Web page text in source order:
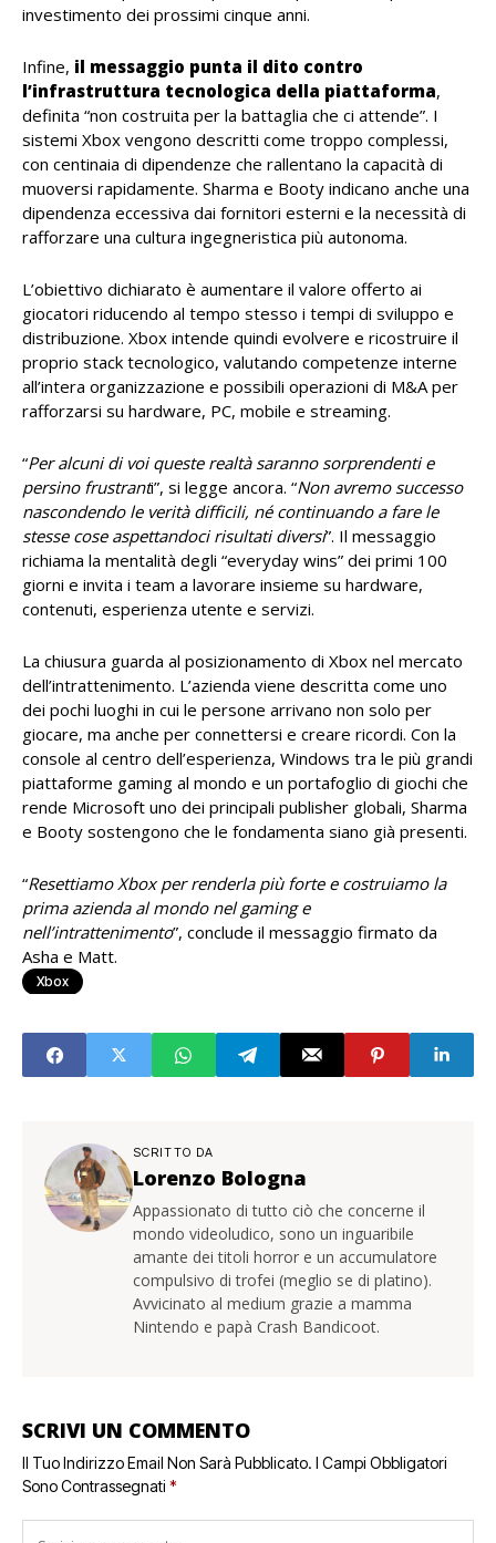
investimento dei prossimi cinque anni.
Infine, il messaggio punta il dito contro
l’infrastruttura tecnologica della piattaforma,
definita “non costruita per la battaglia che ci attende”. I
sistemi Xbox vengono descritti come troppo complessi,
con centinaia di dipendenze che rallentano la capacità di
muoversi rapidamente. Sharma e Booty indicano anche una
dipendenza eccessiva dai fornitori esterni e la necessità di
rafforzare una cultura ingegneristica più autonoma.
L’obiettivo dichiarato è aumentare il valore offerto ai
giocatori riducendo al tempo stesso i tempi di sviluppo e
distribuzione. Xbox intende quindi evolvere e ricostruire il
proprio stack tecnologico, valutando competenze interne
all’intera organizzazione e possibili operazioni di M&A per
rafforzarsi su hardware, PC, mobile e streaming.
“Per alcuni di voi queste realtà saranno sorprendenti e
persino frustranti”, si legge ancora. “Non avremo successo
nascondendo le verità difficili, né continuando a fare le
stesse cose aspettandoci risultati diversi”. Il messaggio
richiama la mentalità degli “everyday wins” dei primi 100
giorni e invita i team a lavorare insieme su hardware,
contenuti, esperienza utente e servizi.
La chiusura guarda al posizionamento di Xbox nel mercato
dell’intrattenimento. L’azienda viene descritta come uno
dei pochi luoghi in cui le persone arrivano non solo per
giocare, ma anche per connettersi e creare ricordi. Con la
console al centro dell’esperienza, Windows tra le più grandi
piattaforme gaming al mondo e un portafoglio di giochi che
rende Microsoft uno dei principali publisher globali, Sharma
e Booty sostengono che le fondamenta siano già presenti.
“Resettiamo Xbox per renderla più forte e costruiamo la
prima azienda al mondo nel gaming e
nell’intrattenimento”, conclude il messaggio firmato da
Asha e Matt.
Xbox
SCRITTO DA
Lorenzo Bologna
Appassionato di tutto ciò che concerne il
mondo videoludico, sono un inguaribile
amante dei titoli horror e un accumulatore
compulsivo di trofei (meglio se di platino).
Avvicinato al medium grazie a mamma
Nintendo e papà Crash Bandicoot.
SCRIVI UN COMMENTO
Il Tuo Indirizzo Email Non Sarà Pubblicato. I Campi Obbligatori
Sono Contrassegnati *